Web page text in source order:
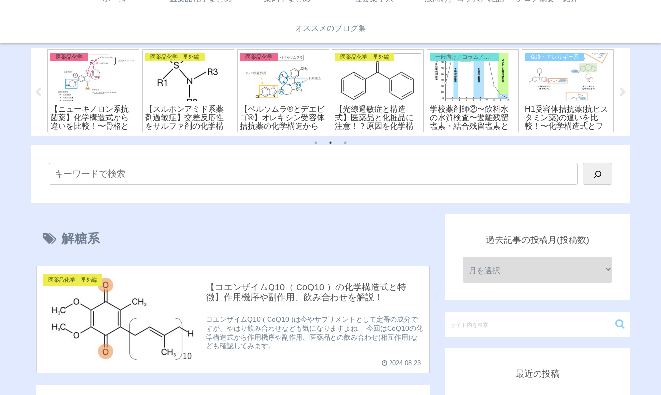
オススメのブログ集
医薬品化学
【ニューキノロン系抗
菌薬】化学構造式から
違いを比較！〜骨格と
構造活性相関〜
医薬品化学 番外編
【スルホンアミド系薬
剤過敏症】交差反応性
をサルファ剤の化学構
造式から比較！
医薬品化学
【ベルソムラ®︎とデエビ
ゴ®︎】オレキシン受容体
拮抗薬の化学構造から
違いを比較！
医薬品化学 番外編
【光線過敏症と構造
式】医薬品と化粧品に
注意！？原因を化学構
造式から解説！
学校薬剤師②〜飲料水
の水質検査〜遊離残留
塩素・結合残留塩素と
消費量・要求量
免疫・アレルギー系
H1受容体拮抗薬(抗ヒス
タミン薬)の違いを比
較！〜化学構造式とフ
ァーマコフォア〜(※有
解糖系
医薬品化学 番外編
【コエンザイムQ10（ CoQ10 ）の化学構造式と特
徴】作用機序や副作用、飲み合わせを解説！
コエンザイムQ10 ( CoQ10 )は今やサプリメントとして定番の成分で
すが、やはり飲み合わせなども気になりますよね！ 今回はCoQ10の化
学構造式から作用機序や副作用、医薬品との飲み合わせ(相互作用)な
ども確認してみます。 ...
2024.08.23
過去記事の投稿月(投稿数)
最近の投稿